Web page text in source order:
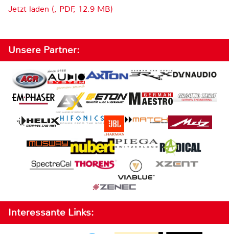
Jetzt laden (, PDF, 12.9 MB)
Unsere Partner:
Interessante Links: